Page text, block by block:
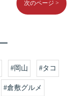
次のページ >
#岡山 #タコ
#倉敷グルメ